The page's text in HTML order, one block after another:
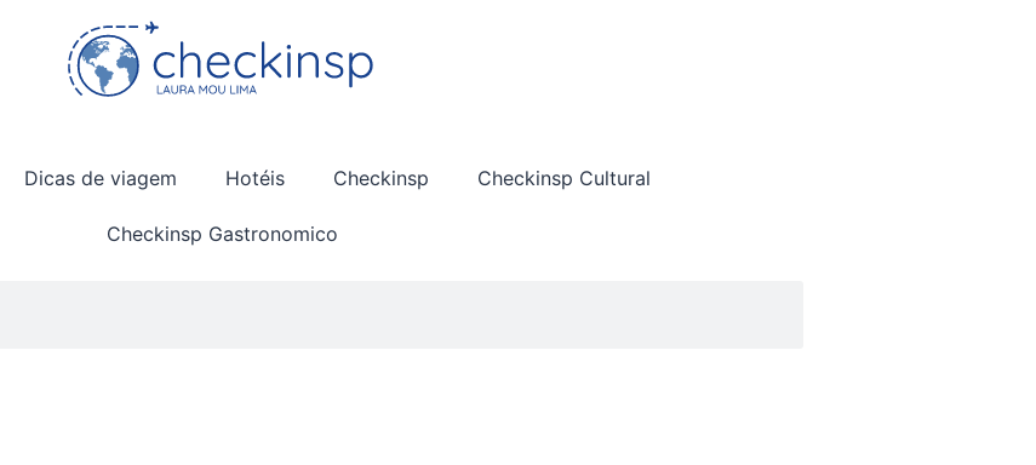
Dicas de viagem Hotéis Checkinsp Checkinsp Cultural
Checkinsp Gastronomico